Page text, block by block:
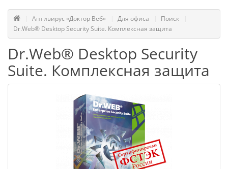
Антивирус «Доктор Веб» Для офиса
Поиск
Dr.Web® Desktop Security Suite. Комплексная защита
Dr.Web® Desktop Security
Suite. Комплексная защита